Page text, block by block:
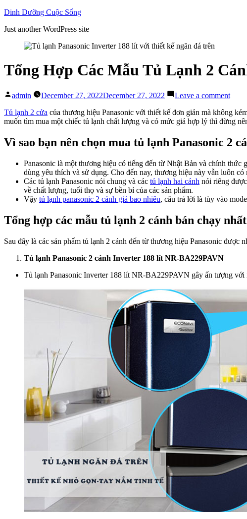
Skip
content
Dinh Dưỡng Cuộc Sống
Just another WordPress site
Tổng Hợp Các Mẫu Tủ Lạnh 2
Posted
admin December 27, 2022December 27, 2022 Leave a commenton
Hợp
Các
Tủ
Lạnh
Cánh
Bán
Chạy
2022
Tủ lạnh 2 cửa của thương hiệu Panasonic với thiết kế đơn giản mà không
muốn tìm mua một chiếc tủ lạnh chất lượng và có mức giá hợp lý thì đừng
Vì sao bạn nên chọn mua tủ lạnh Panasonic 2
Panasonic là một thương hiệu có tiếng đến từ Nhật Bản và chính
dùng yêu thích và sử dụng. Cho đến nay, thương hiệu này vẫn luôn
Các tủ lạnh Panasonic nói chung và các tủ lạnh hai cánh nói riêng
về chất lượng, tuổi thọ và sự bền bỉ của các sản phẩm.
Vậy tủ lạnh panasonic 2 cánh giá bao nhiêu, câu trả lời là tùy vào
Tổng hợp các mẫu tủ lạnh 2 cánh bán chạy
Sau đây là các sản phẩm tủ lạnh 2 cánh đến từ thương hiệu Panasonic
Tủ lạnh Panasonic 2 cánh Inverter 188 lít NR-BA229PAVN
Tủ lạnh Panasonic Inverter 188 lít NR-BA229PAVN gây ấn tượng với